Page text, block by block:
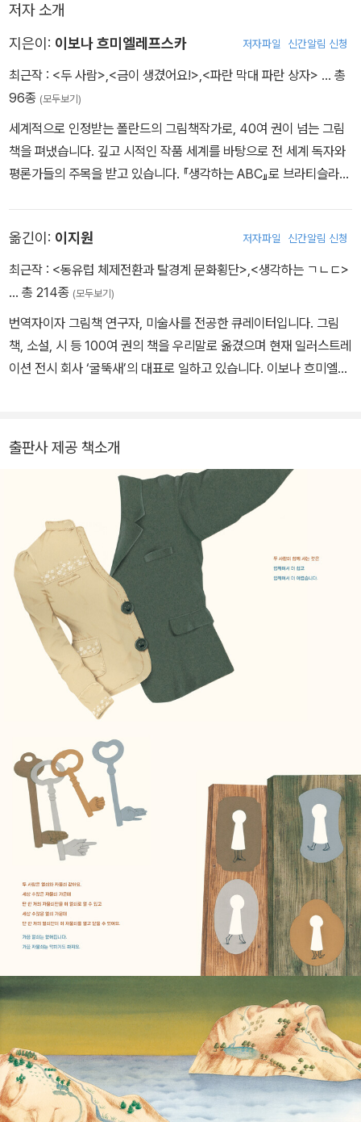
그림과 이야기의 완성도를 고려한 작가의 뜻에 따라, 초판의 마지막
장면을 덜어 내어 독자의 사유로 이야기를 이어갈 수 있도록 여운을
이루도록 하였다. 또한 이보나 흐미엘레프스카 작품 특유의 멋을 느
낄 수 있도록, 원화의 색감과 질감에 가깝게 작업하였다. 많은 ‘두 사
람’들에게 선물처럼 다가갔던 『두 사람』이 17년 만에 새로운 모습으
로 독자들을 찾아간다.
저자 소개
지은이: 이보나 흐미엘레프스카 저자파일 신간알림 신청
최근작 : <두 사람>,<금이 생겼어요!>,<파란 막대 파란 상자> … 총
96종 (모두보기)
세계적으로 인정받는 폴란드의 그림책작가로, 40여 권이 넘는 그림
책을 펴냈습니다. 깊고 시적인 작품 세계를 바탕으로 전 세계 독자와
평론가들의 주목을 받고 있습니다. 『생각하는 ABC』로 브라티슬라바
도 불리는 한스 크리스티안 안데르센 상의 최종 후보에 네 차례 올랐
습니다.
옮긴이: 이지원 저자파일 신간알림 신청
최근작 : <동유럽 체제전환과 탈경계 문화횡단>,<생각하는 ㄱㄴㄷ>
… 총 214종 (모두보기)
번역자이자 그림책 연구자, 미술사를 전공한 큐레이터입니다. 그림
책, 소설, 시 등 100여 권의 책을 우리말로 옮겼으며 현재 일러스트레
이션 전시 회사 ‘굴뚝새’의 대표로 일하고 있습니다. 이보나 흐미엘레
출판사 제공 책소개